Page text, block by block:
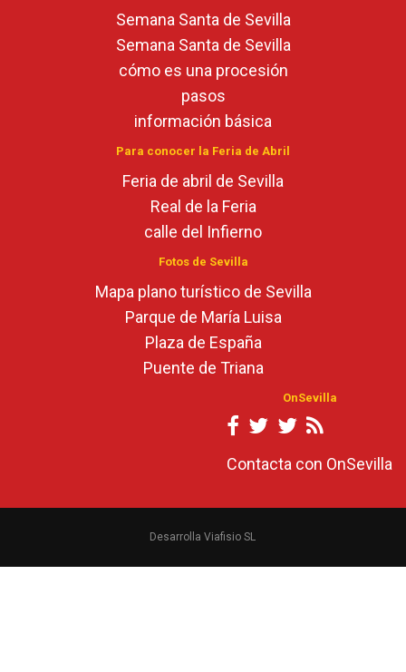
Semana Santa de Sevilla
Semana Santa de Sevilla
cómo es una procesión
pasos
información básica
Para conocer la Feria de Abril
Feria de abril de Sevilla
Real de la Feria
calle del Infierno
Fotos de Sevilla
Mapa plano turístico de Sevilla
Parque de María Luisa
Plaza de España
Puente de Triana
OnSevilla
Contacta con OnSevilla
Desarrolla Viafisio SL